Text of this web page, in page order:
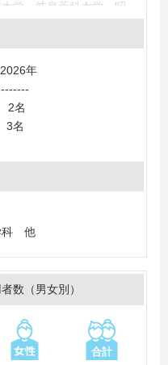
学、岐阜薬科大学、昭
科大学、千葉科学大
学、第一薬科大学、福
蹊短期大学、京都経済
大学部、京都文教短期
年
名
科 他
数（男女別）